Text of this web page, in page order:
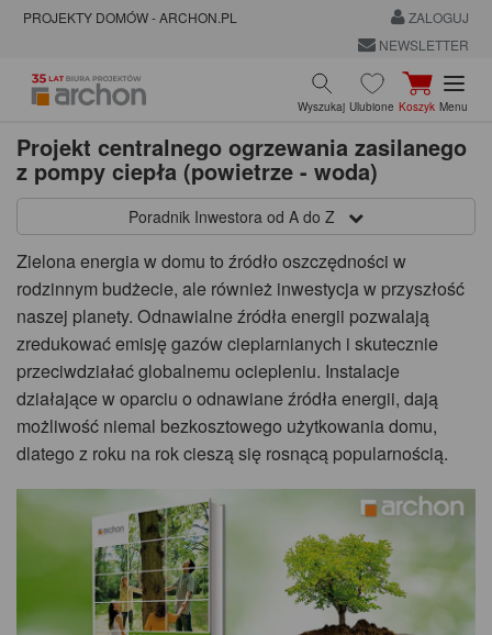
PROJEKTY DOMÓW - ARCHON.PL
ZALOGUJ
NEWSLETTER
Wyszukaj Ulubione Koszyk Menu
Projekt centralnego ogrzewania zasilanego
z pompy ciepła (powietrze - woda)
Poradnik Inwestora od A do Z
Zielona energia w domu to źródło oszczędności w
rodzinnym budżecie, ale również inwestycja w przyszłość
naszej planety. Odnawialne źródła energii pozwalają
zredukować emisję gazów cieplarnianych i skutecznie
przeciwdziałać globalnemu ociepleniu. Instalacje
działające w oparciu o odnawiane źródła energii, dają
możliwość niemal bezkosztowego użytkowania domu,
dlatego z roku na rok cieszą się rosnącą popularnością.